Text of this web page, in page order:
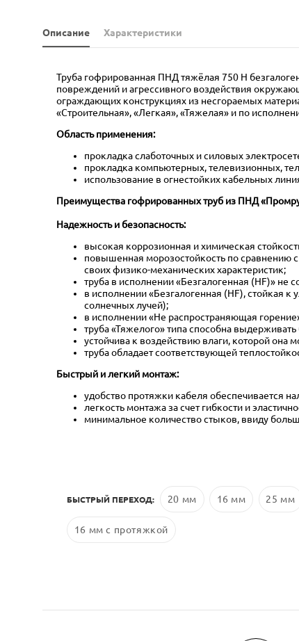
Описание Характеристики
Труба гофрированная ПНД тяжёлая 750 Н
повреждений и агрессивного воздействия
ограждающих конструкциях из несгораемых
«Строительная», «Легкая», «Тяжелая» и по
Область применения:
прокладка слаботочных и силовых
прокладка компьютерных, телевизионных,
использование в огнестойких кабельных
Преимущества гофрированных труб из ПНД
Надежность и безопасность:
высокая коррозионная и химическая
повышенная морозостойкость по сравнению
своих физико-механических характеристик;
труба в исполнении «Безгалогенная (HF)»
в исполнении «Безгалогенная (HF), стойкая
солнечных лучей);
в исполнении «Не распространяющая
труба «Тяжелого» типа способна
устойчива к воздействию влаги, которой она
труба обладает соответствующей
Быстрый и легкий монтаж:
удобство протяжки кабеля обеспечивается
легкость монтажа за счет гибкости и
минимальное количество стыков, ввиду
БЫСТРЫЙ ПЕРЕХОД: 20 мм 16 мм 25 мм
16 мм с протяжкой